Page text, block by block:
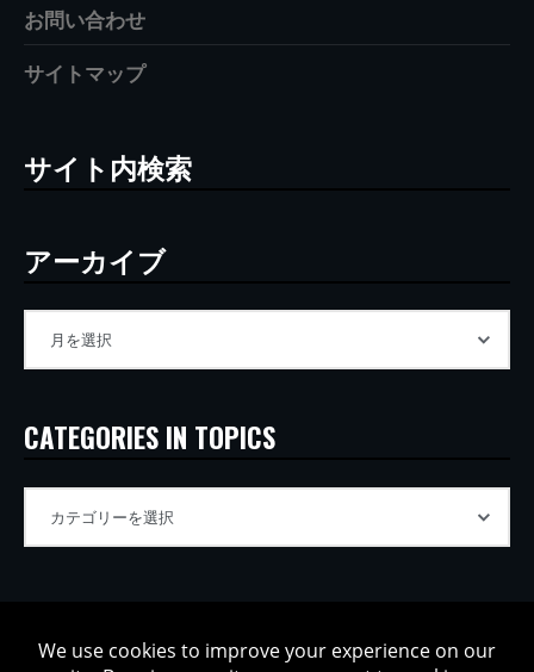
お問い合わせ
サイトマップ
サイト内検索
アーカイブ
CATEGORIES IN TOPICS